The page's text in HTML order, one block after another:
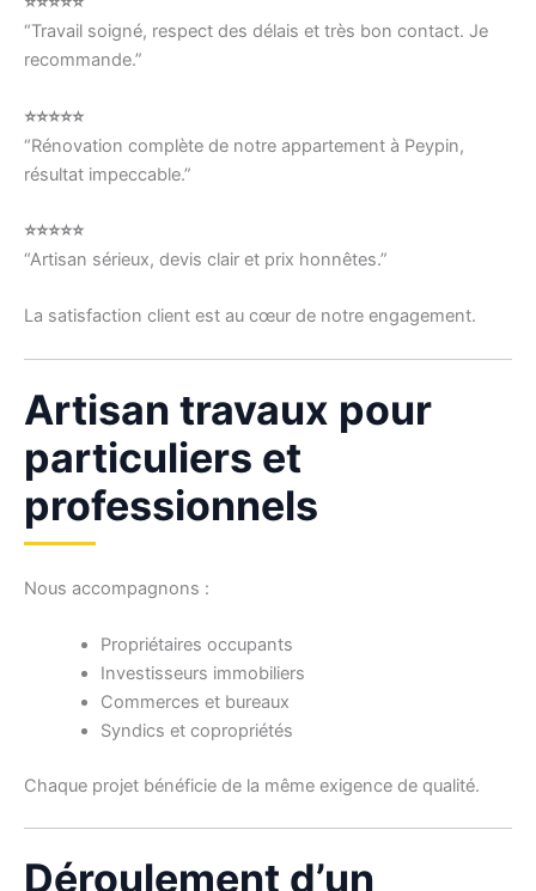
“Travail soigné, respect des délais et très bon contact. Je
recommande.”
⭐⭐⭐⭐⭐
“Rénovation complète de notre appartement à Peypin,
résultat impeccable.”
⭐⭐⭐⭐⭐
“Artisan sérieux, devis clair et prix honnêtes.”
La satisfaction client est au cœur de notre engagement.
Artisan travaux pour
particuliers et
professionnels
Nous accompagnons :
Propriétaires occupants
Investisseurs immobiliers
Commerces et bureaux
Syndics et copropriétés
Chaque projet bénéficie de la même exigence de qualité.
Déroulement d’un